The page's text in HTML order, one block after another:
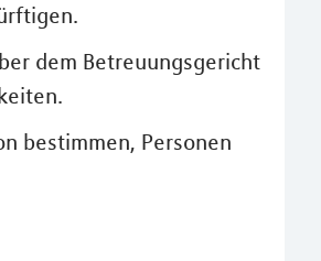
dem Betreuungsgericht
bestimmen, Personen